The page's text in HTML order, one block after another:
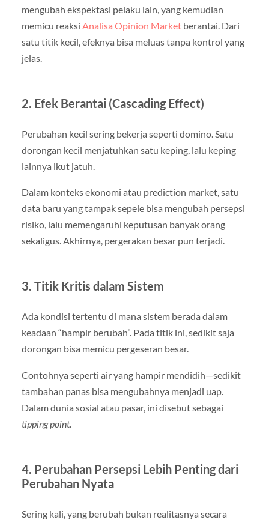
mengubah ekspektasi pelaku lain, yang kemudian
memicu reaksi Analisa Opinion Market berantai. Dari
satu titik kecil, efeknya bisa meluas tanpa kontrol yang
jelas.
2. Efek Berantai (Cascading Effect)
Perubahan kecil sering bekerja seperti domino. Satu
dorongan kecil menjatuhkan satu keping, lalu keping
lainnya ikut jatuh.
Dalam konteks ekonomi atau prediction market, satu
data baru yang tampak sepele bisa mengubah persepsi
risiko, lalu memengaruhi keputusan banyak orang
sekaligus. Akhirnya, pergerakan besar pun terjadi.
3. Titik Kritis dalam Sistem
Ada kondisi tertentu di mana sistem berada dalam
keadaan “hampir berubah”. Pada titik ini, sedikit saja
dorongan bisa memicu pergeseran besar.
Contohnya seperti air yang hampir mendidih—sedikit
tambahan panas bisa mengubahnya menjadi uap.
Dalam dunia sosial atau pasar, ini disebut sebagai
tipping point.
4. Perubahan Persepsi Lebih Penting dari
Perubahan Nyata
Sering kali, yang berubah bukan realitasnya secara